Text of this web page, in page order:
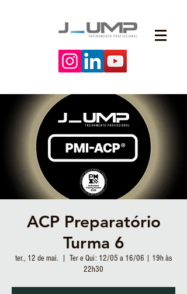
ACP Preparatório
Turma 6
ter., 12 de mai.
Ter e Qui: 12/05 a 16/06 | 19h às
22h30